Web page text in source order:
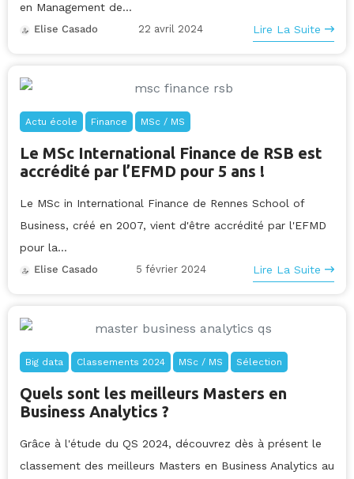
en Management de...
Elise Casado 22 avril 2024 Lire La Suite
Actu école Finance MSc / MS
Le MSc International Finance de RSB est
accrédité par l’EFMD pour 5 ans !
Le MSc in International Finance de Rennes School of
Business, créé en 2007, vient d'être accrédité par l'EFMD
pour la...
Elise Casado 5 février 2024 Lire La Suite
Big data Classements 2024 MSc / MS Sélection
Quels sont les meilleurs Masters en
Business Analytics ?
Grâce à l'étude du QS 2024, découvrez dès à présent le
classement des meilleurs Masters en Business Analytics au